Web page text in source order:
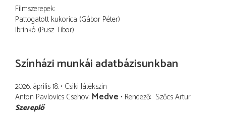
Filmszerepek:
Pattogatott kukorica (Gábor Péter)
Ibrinkó (Pusz Tibor)
Színházi munkái adatbázisunkban
2026. április 18. Csíki Játékszín
Anton Pavlovics Csehov Medve Rendező Szőcs Artur
Szereplő